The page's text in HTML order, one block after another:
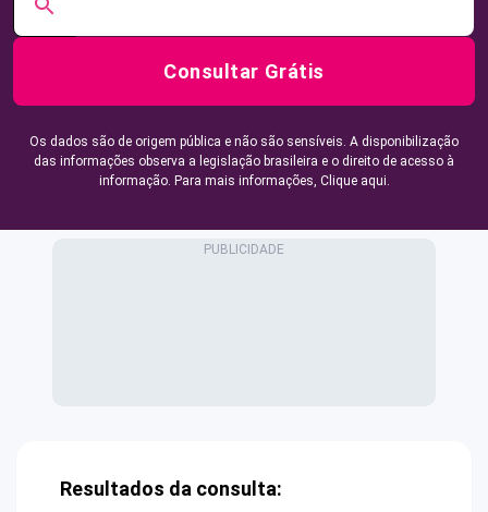
Consultar Grátis
Os dados são de origem pública e não são sensíveis. A disponibilização
das informações observa a legislação brasileira e o direito de acesso à
informação. Para mais informações, Clique aqui.
Resultados da consulta: